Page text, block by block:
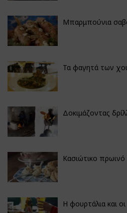
Μπαρμπούνια
Τα φαγητά των
Δοκιμάζοντας
Κασιώτικο πρωινό
Η φουρτάλια και